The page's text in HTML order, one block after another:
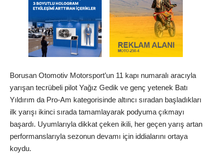
Borusan Otomotiv Motorsport’un 11 kapı numaralı aracıyla
yarışan tecrübeli pilot Yağız Gedik ve genç yetenek Batı
Yıldırım da Pro-Am kategorisinde altıncı sıradan başladıkları
ilk yarışı ikinci sırada tamamlayarak podyuma çıkmayı
başardı. Uyumlarıyla dikkat çeken ikili, her geçen yarış artan
performanslarıyla sezonun devamı için iddialarını ortaya
koydu.